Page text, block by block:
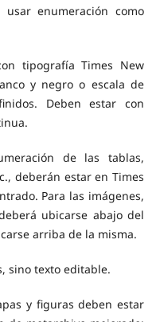
enumeración como
tipografía Times New
y negro o escala de
Deben estar con
de las tablas,
deberán estar en Times
Para las imágenes,
ubicarse abajo del
arriba de la misma.
sino texto editable.
y figuras deben estar